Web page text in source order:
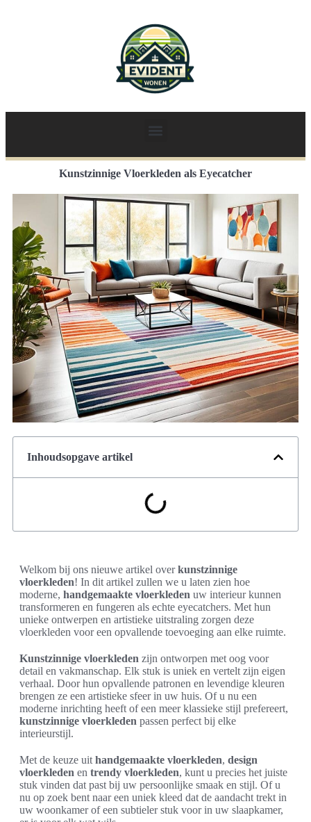
Kunstzinnige Vloerkleden als Eyecatcher
Inhoudsopgave artikel
Welkom bij ons nieuwe artikel overkunstzinnige
vloerkleden! In dit artikel zullen we u laten zien hoe
moderne, handgemaakte vloerkleden uw interieur kunnen
transformeren en fungeren als echte eyecatchers. Met hun
unieke ontwerpen en artistieke uitstraling zorgen deze
vloerkleden voor een opvallende toevoeging aan elke ruimte.
Kunstzinnige vloerkleden zijn ontworpen met oog voor
detail en vakmanschap. Elk stuk is uniek en vertelt zijn eigen
verhaal. Door hun opvallende patronen en levendige kleuren
brengen ze een artistieke sfeer in uw huis. Of u nu een
moderne inrichting heeft of een meer klassieke stijl prefereert,
kunstzinnige vloerkleden passen perfect bij elke
interieurstijl.
Met de keuze uit handgemaakte vloerkleden, design
vloerkleden en trendy vloerkleden, kunt u precies het juiste
stuk vinden dat past bij uw persoonlijke smaak en stijl. Of u
nu op zoek bent naar een uniek kleed dat de aandacht trekt in
uw woonkamer of een subtieler stuk voor in uw slaapkamer,